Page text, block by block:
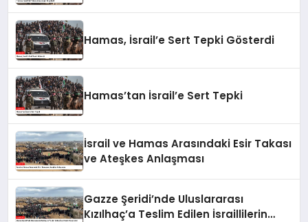
Hamas, İsrail’e Sert Tepki Gösterdi
Hamas’tan İsrail’e Sert Tepki
İsrail ve Hamas Arasındaki Esir Takası
ve Ateşkes Anlaşması
Gazze Şeridi’nde Uluslararası
Kızılhaç’a Teslim Edilen İsraillilerin